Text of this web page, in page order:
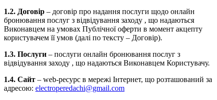
1.2. Договір – договір про надання послуги щодо онлайн
бронювання послуг з відвідування заходу , що надаються
Виконавцем на умовах Публічної оферти в момент акцепту
користувачем її умов (далі по тексту – Договір).
1.3. Послуги – послуги онлайн бронювання послуг з
відвідування заходу , що надаються Виконавцем Користувачу.
1.4. Сайт – web-ресурс в мережі Інтернет, що розташований за
адресою: electroperedachi@gmail.com